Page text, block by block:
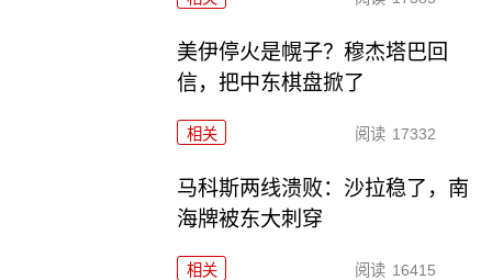
美伊停火是幌子？穆杰塔巴回
信，把中东棋盘掀了
相关 阅读 17332
马科斯两线溃败：沙拉稳了，南
海牌被东大刺穿
相关 阅读 16415